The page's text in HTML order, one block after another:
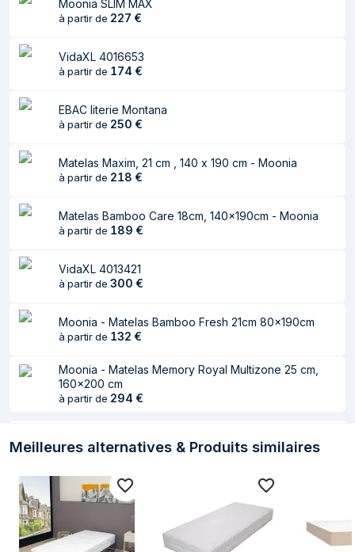
La housse du matelas est lavable jusqu'à 40 °C. Veillez à ne pas
la laver fréquemment.
boîte, et vous pouvez facilement le déplacer et l'installer dans
votre pièce.
Matelas VidaXL
Produit
VidaXL 372894 matelas Taille enfant
Catégorie Matelas
Marque
Poids et dimensions
Largeur 700 mm
produit
330 mm
Matelas
Type Matelas à ressorts
Fermeté du matelas Moyen
Moonia SLIM MAX
à partir de 227 €
VidaXL 4016653
à partir de 174 €
EBAC literie Montana
à partir de 250 €
Matelas Maxim, 21 cm , 140 x 190 cm - Moonia
à partir de 218 €
Matelas Bamboo Care 18cm, 140x190cm - Moonia
à partir de 189 €
VidaXL 4013421
à partir de 300 €
Moonia - Matelas Bamboo Fresh 21cm 80x190cm
à partir de 132 €
Moonia - Matelas Memory Royal Multizone 25 cm,
160x200 cm
à partir de 294 €
Meilleures alternatives & Produits similaires